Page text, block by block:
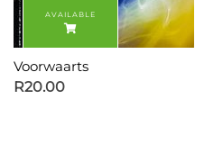
Voorwaarts
R20.00